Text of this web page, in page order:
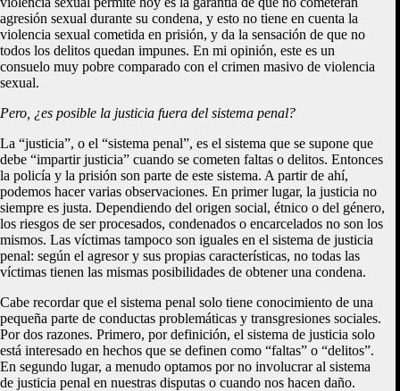
agresión sexual durante su condena, y esto no tiene en cuenta la
violencia sexual cometida en prisión, y da la sensación de que no
todos los delitos quedan impunes. En mi opinión, este es un
consuelo muy pobre comparado con el crimen masivo de violencia
sexual.
Pero, ¿es posible la justicia fuera del sistema penal?
La “justicia”, o el “sistema penal”, es el sistema que se supone que
debe “impartir justicia” cuando se cometen faltas o delitos. Entonces
la policía y la prisión son parte de este sistema. A partir de ahí,
podemos hacer varias observaciones. En primer lugar, la justicia no
siempre es justa. Dependiendo del origen social, étnico o del género,
los riesgos de ser procesados, condenados o encarcelados no son los
mismos. Las víctimas tampoco son iguales en el sistema de justicia
penal: según el agresor y sus propias características, no todas las
víctimas tienen las mismas posibilidades de obtener una condena.
Cabe recordar que el sistema penal solo tiene conocimiento de una
pequeña parte de conductas problemáticas y transgresiones sociales.
Por dos razones. Primero, por definición, el sistema de justicia solo
está interesado en hechos que se definen como “faltas” o “delitos”.
En segundo lugar, a menudo optamos por no involucrar al sistema
de justicia penal en nuestras disputas o cuando nos hacen daño.